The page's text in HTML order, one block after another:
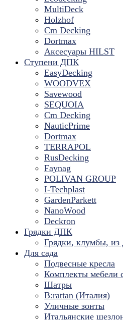
MultiDeck
Holzhof
Cm Decking
Dortmax
Аксесуары HILST
Ступени ДПК
EasyDecking
WOODVEX
Savewood
SEQUOIA
Cm Decking
NauticPrime
Dortmax
TERRAPOL
RusDecking
Faynag
POLIVAN GROUP
I-Techplast
GardenParkett
NanoWood
Deckron
Грядки ДПК
Грядки, клумбы,
Для сада
Подвесные кресла
Комплекты мебели
Шатры
B:rattan (Италия)
Уличные зонты
Итальянские